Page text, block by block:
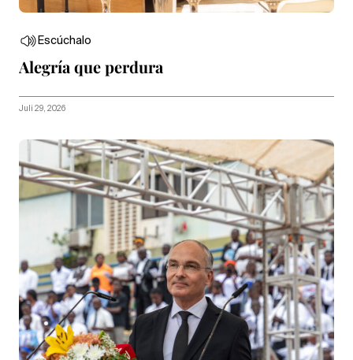
Escúchalo
Alegría que perdura
Juli 29, 2026